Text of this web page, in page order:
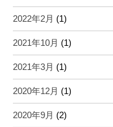
2022年2月 (1)
2021年10月 (1)
2021年3月 (1)
2020年12月 (1)
2020年9月 (2)